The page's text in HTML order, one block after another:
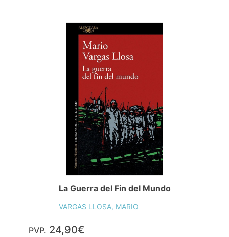
La Guerra del Fin del Mundo
VARGAS LLOSA, MARIO
PVP. 24,90€